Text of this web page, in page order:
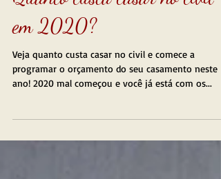
28 de jan. de 2020
Quanto custa casar no civil
em 2020?
programar o orçamento do seu casamento neste